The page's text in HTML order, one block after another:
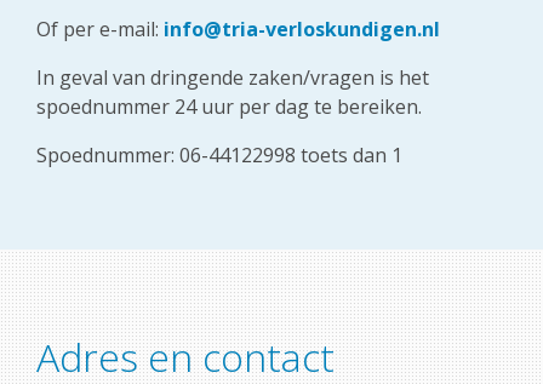
Of per e-mail: info@tria-verloskundigen.nl
In geval van dringende zaken/vragen is het
spoednummer 24 uur per dag te bereiken.
Spoednummer: 06-44122998 toets dan 1
Adres en contact